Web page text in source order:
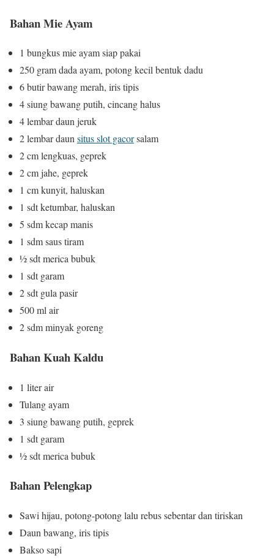
Bahan Mie Ayam
1 bungkus mie ayam siap pakai
250 gram dada ayam, potong kecil bentuk dadu
6 butir bawang merah, iris tipis
4 siung bawang putih, cincang halus
4 lembar daun jeruk
2 lembar daunsitus slot gacorsalam
2 cm lengkuas, geprek
2 cm jahe, geprek
1 cm kunyit, haluskan
1 sdt ketumbar, haluskan
5 sdm kecap manis
1 sdm saus tiram
½ sdt merica bubuk
1 sdt garam
2 sdt gula pasir
500 ml air
2 sdm minyak goreng
Bahan Kuah Kaldu
1 liter air
Tulang ayam
3 siung bawang putih, geprek
1 sdt garam
½ sdt merica bubuk
Bahan Pelengkap
Sawi hijau, potong-potong lalu rebus sebentar dan tiriskan
Daun bawang, iris tipis
Bakso sapi